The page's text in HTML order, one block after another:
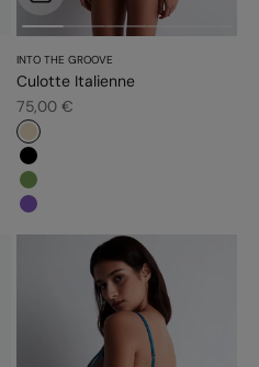
INTO THE GROOVE
Culotte Italienne
Prix de vente
75,00 €
#e9dbc2
#000000
#779d56
#7f56bb